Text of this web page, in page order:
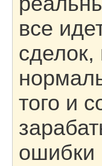
все
того и